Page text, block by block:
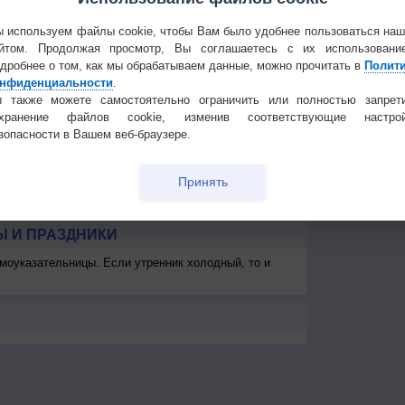
>10 км
> 1 км
7-12
8
>10 км
> 1 км
7-12
>10 км
> 1 км
7-12
8
>10 км
> 1 км
3-6
<7
>10 км
> 1 км
3-6
<7
>10 км
-
3-6
>10 км
-
>10 км
-
И ПРАЗДНИКИ
Если утренник холодный, то и
Гостевая
используем файлы cookie, чтобы Вам было удобнее пользоваться
Продолжая просмотр, Вы соглашаетесь с их
о том, как мы обрабатываем данные, можно прочитать в
также можете самостоятельно ограничить или полностью
файлов cookie, изменив соответствующие
в Вашем веб-браузере.
Принять